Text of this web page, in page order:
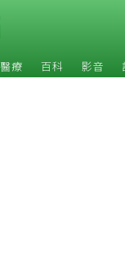
醫療 百科 影音